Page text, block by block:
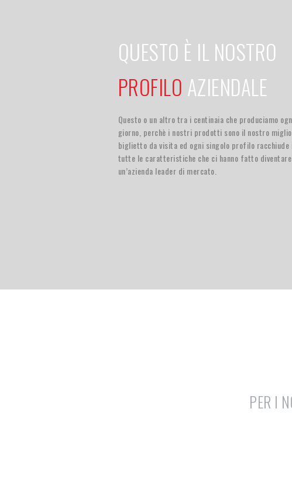
QUESTO È IL NOSTRO
PROFILO AZIENDALE
Questo o un altro tra i centinaia che produciamo
giorno, perchè i nostri prodotti sono il nostro
biglietto da visita ed ogni singolo profilo racchiude
tutte le caratteristiche che ci hanno fatto diventare
un’azienda leader di mercato.
PER I